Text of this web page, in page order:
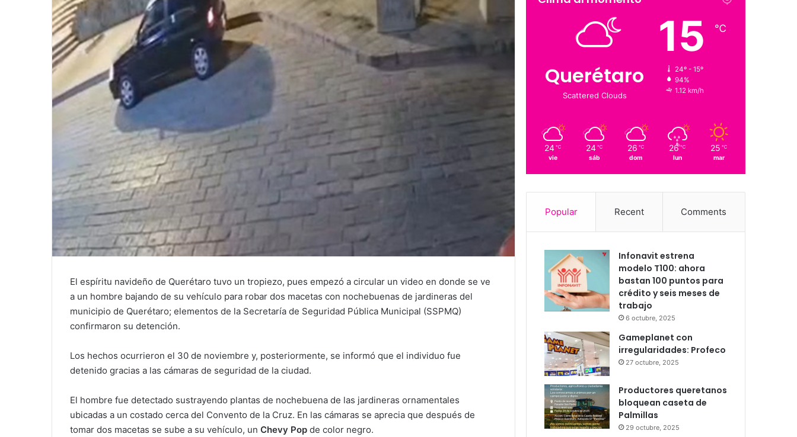
El espíritu navideño de Querétaro tuvo un tropiezo, pues empezó a circular un video en donde se ve
a un hombre bajando de su vehículo para robar dos macetas con nochebuenas de jardineras del
municipio de Querétaro; elementos de la Secretaría de Seguridad Pública Municipal (SSPMQ)
confirmaron su detención.
Los hechos ocurrieron el 30 de noviembre y, posteriormente, se informó que el individuo fue
detenido gracias a las cámaras de seguridad de la ciudad.
El hombre fue detectado sustrayendo plantas de nochebuena de las jardineras ornamentales
ubicadas a un costado cerca del Convento de la Cruz. En las cámaras se aprecia que después de
tomar dos macetas se sube a su vehículo, un Chevy Pop de color negro.
Clima al momento
Querétaro
Scattered Clouds
15
94%
1.12 km/h
vie dom mar
Popular Recent Comments
Infonavit estrena
modelo T100: ahora
crédito y seis meses de
trabajo
6 octubre, 2025
Gameplanet con
irregularidades: Profeco
27 octubre, 2025